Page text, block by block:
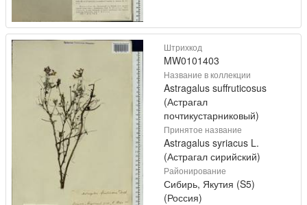
Штрихкод
MW0101403
Название в коллекции
Astragalus suffruticosus
(Астрагал
почтикустарниковый)
Принятое название
Astragalus syriacus L.
(Астрагал сирийский)
Районирование
Сибирь, Якутия (S5)
(Россия)